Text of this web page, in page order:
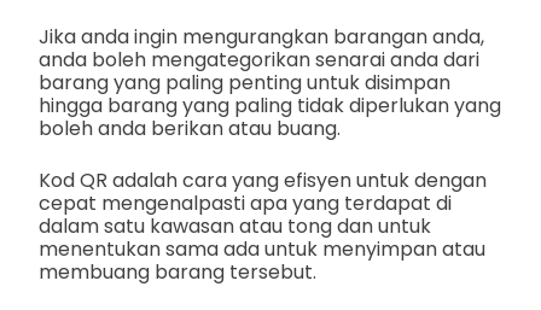
Jika anda ingin mengurangkan barangan anda,
anda boleh mengategorikan senarai anda dari
barang yang paling penting untuk disimpan
hingga barang yang paling tidak diperlukan yang
boleh anda berikan atau buang.
Kod QR adalah cara yang efisyen untuk dengan
cepat mengenalpasti apa yang terdapat di
dalam satu kawasan atau tong dan untuk
menentukan sama ada untuk menyimpan atau
membuang barang tersebut.